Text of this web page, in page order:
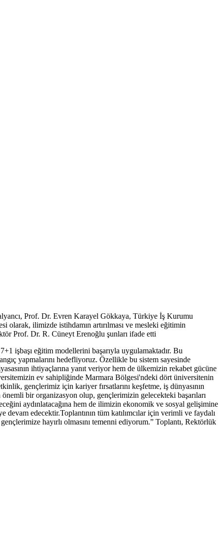
Prof. Dr. Evren Karayel Gökkaya, Türkiye İş Kurumu
ilimizde istihdamın artırılması ve mesleki eğitimin
Prof. Dr. R. Cüneyt Erenoğlu şunları ifade etti
işbaşı eğitim modellerini başarıyla uygulamaktadır. Bu
yapmalarını hedefliyoruz. Özellikle bu sistem sayesinde
ihtiyaçlarına yanıt veriyor hem de ülkemizin rekabet gücüne
ev sahipliğinde Marmara Bölgesi'ndeki dört üniversitenin
gençlerimiz için kariyer fırsatlarını keşfetme, iş dünyasının
bir organizasyon olup, gençlerimizin gelecekteki başarıları
aydınlatacağına hem de ilimizin ekonomik ve sosyal gelişimine
edecektir.Toplantının tüm katılımcılar için verimli ve faydalı
hayırlı olmasını temenni ediyorum.” Toplantı, Rektörlük